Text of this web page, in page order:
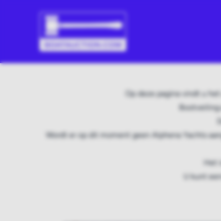
Op deze pagina vindt u
Wordt er op dit moment geen Alphena Yachts
Het
U kunt